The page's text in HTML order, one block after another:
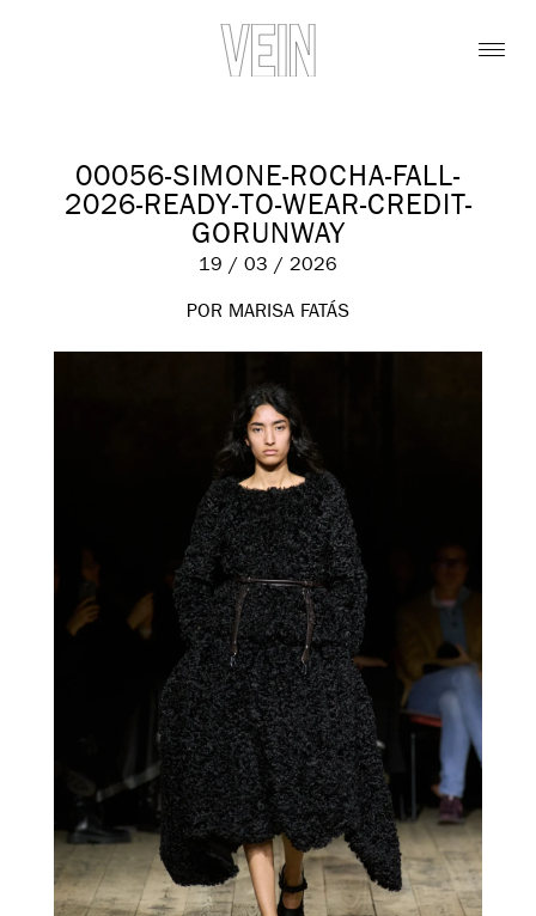
00056-SIMONE-ROCHA-FALL-
2026-READY-TO-WEAR-CREDIT-
GORUNWAY
19 / 03 / 2026
POR MARISA FATÁS